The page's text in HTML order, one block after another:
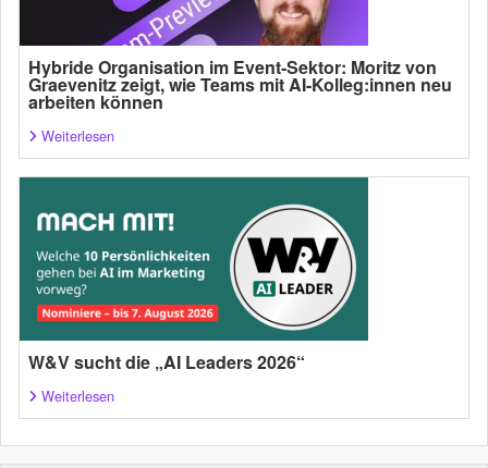
Hybride Organisation im Event-Sektor: Moritz von
Graevenitz zeigt, wie Teams mit AI-Kolleg:innen neu
arbeiten können
Weiterlesen
W&V sucht die „AI Leaders 2026“
Weiterlesen